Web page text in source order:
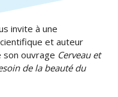
invite à une
et auteur
son ouvrage Cerveau et
de la beauté du